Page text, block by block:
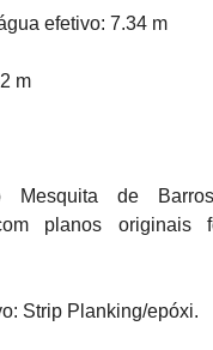
efetivo: 7.34 m
m
Mesquita de
planos originais
Strip Planking/epóxi.